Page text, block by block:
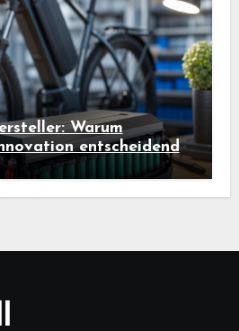
Warum
entscheidend